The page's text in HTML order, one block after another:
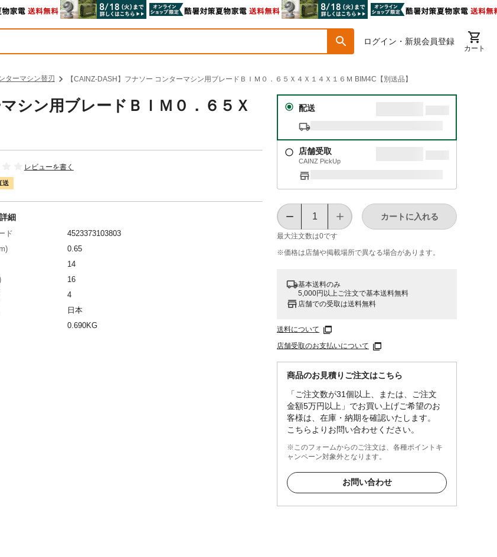
ログイン・新規会員登録
カート
ターマシン替刃 【CAINZ-DASH】フナソー コンターマシン用ブレードＢＩＭ０．６５Ｘ４Ｘ１４Ｘ１６Ｍ BIM4C【別送品】
シン用ブレードＢＩＭ０．６５Ｘ
レビューを書く
送
配送
店舗受取
CAINZ PickUp
最大注文数は0です
カートに入れる
※価格は​店舗や​掲載場所で​異なる​場合が​あります。
基本送料のみ
5,000円以上ご注文で基本送料無料
店舗での受取は送料無料
送料について
店舗受取のお支払いについて
商品のお見積りご注文はこちら
「ご注文数が31個以上、または、ご注文
金額5万円以上」でお買い上げご希望のお
客様は、在庫・納期を確認いたします。
こちらよりお問い合わせください。
※このフォームからのご注文は、各種ポイントキ
ャンペーン対象外となります。
お問い合わせ
細
ド
4523373103803
0.65
14
16
4
日本
0.690KG